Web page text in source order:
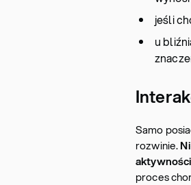
jeśli
u
Samo
rozwinie.
proces